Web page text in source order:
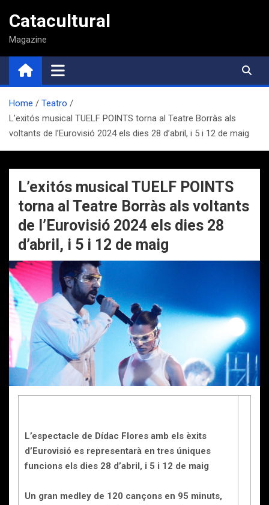
contenido
Catacultural
Magazine
Home
Teatro
L’exitós musical TUELF POINTS torna al Teatre Borràs als
voltants de l’Eurovisió 2024 els dies 28 d’abril, i 5 i 12 de maig
L’exitós musical TUELF POINTS
torna al Teatre Borràs als voltants
de l’Eurovisió 2024 els dies 28
d’abril, i 5 i 12 de maig
L’espectacle de Dídac Flores amb els èxits
d’Eurovisió es representarà en tres úniques
funcions els dies 28 d’abril, i 5 i 12 de maig
Un gran medley de 120 cançons en 95 minuts,